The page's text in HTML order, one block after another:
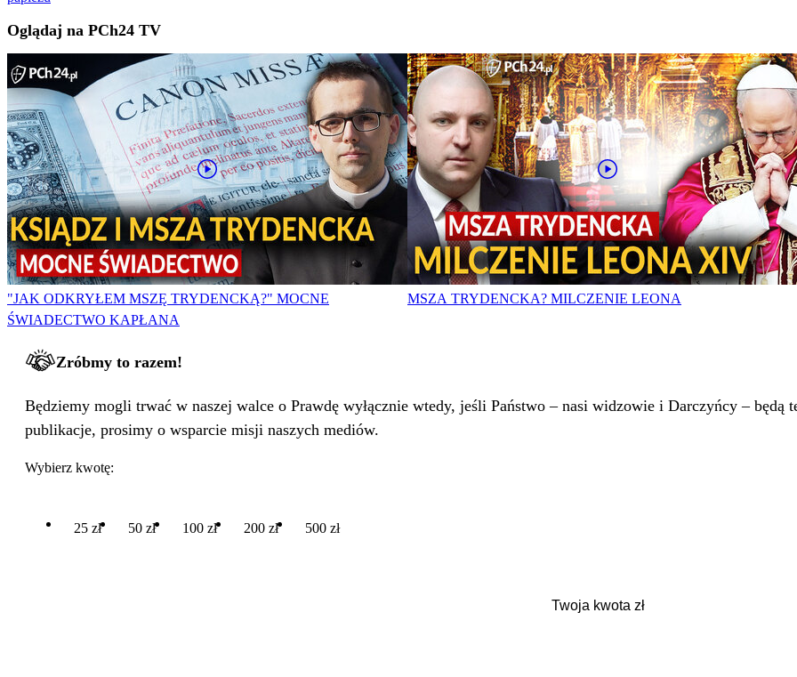
Oglądaj na PCh24 TV
"JAK ODKRYŁEM MSZĘ TRYDENCKĄ?" MOCNE
ŚWIADECTWO KAPŁANA
MSZA TRYDENCKA? MILCZENIE LEONA
Zróbmy to razem!
Będziemy mogli trwać w naszej walce o Prawdę wyłącznie wtedy, jeśli Państwo – nasi widzowie i Darczyńcy – będą
publikacje, prosimy o wsparcie misji naszych mediów.
Wybierz kwotę:
25 zł 50 zł 100 zł 200 zł 500 zł